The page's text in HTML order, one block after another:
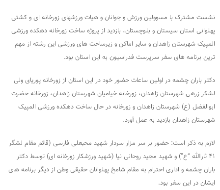
نشست مشترک با مسوولین ورزش و جوانان و هیات ورزشهای زورخانه ای و کشتی
پهلوانی استان سیستان و بلوچستان، بازدید از پروژه ساخت زورخانه دهکده ورزشی
المپیک شهرستان زاهدان و سایر اماکن و زیرساخت های ورزشی این رشته از مهم
ترین برنامه های سفر سرپرست فدراسیون به این استان بود.
دکتر باران چشمه در اولین ساعات حضور خود در این استان از زورخانه پوریای ولی
لشکر زرهی شهرستان زاهدان، زورخانه خیامیان شهرستان زاهدان، زورخانه حضرت
ابوالفضل (ع) شهرستان زاهدان و زورخانه در حال ساخت دهکده ورزشی المپیک
شهرستان زاهدان بازدید به عمل آورد.
لازم به ذکر است: حضور بر سر مزار سردار شهید محبعلی فارسی (قائم مقام لشگر
۴۱ ثارالله “ع”) و شهید مجید روحانی نیا (شهید ورزشکار زورخانه ای) توسط دکتر
باران چشمه و اداری احترام به مقام شامخ پهلوانان حقیقی وطن از دیگر برنامه های
ایشان در این سفر بود.